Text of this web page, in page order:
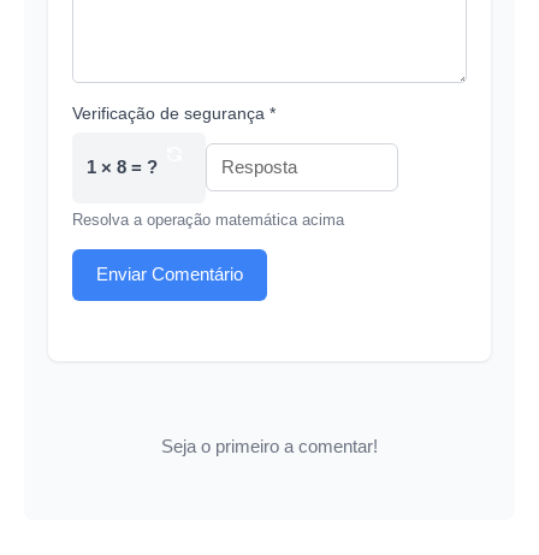
Verificação de segurança *
1 × 8 = ?
Resolva a operação matemática acima
Enviar Comentário
Seja o primeiro a comentar!